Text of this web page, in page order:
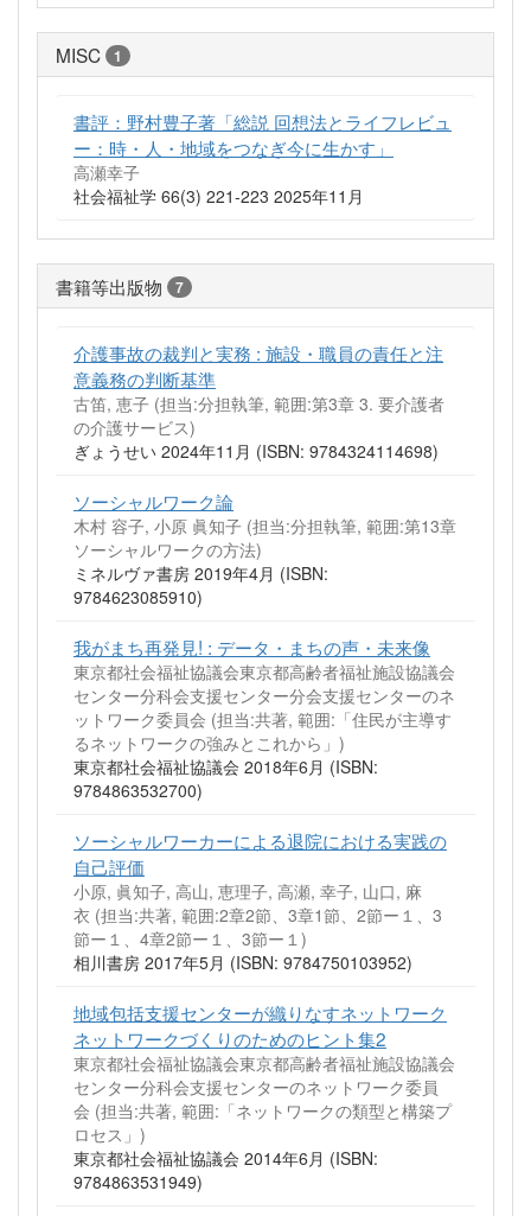
MISC 1
書評：野村豊子著「総説 回想法とライフレビュ
ー：時・人・地域をつなぎ今に生かす」
高瀬幸子
社会福祉学 66(3) 221-223 2025年11月
書籍等出版物 7
介護事故の裁判と実務 : 施設・職員の責任と注
意義務の判断基準
古笛, 恵子 (担当:分担執筆, 範囲:第3章 3. 要介護者
の介護サービス)
ぎょうせい 2024年11月 (ISBN: 9784324114698)
ソーシャルワーク論
木村 容子, 小原 眞知子 (担当:分担執筆, 範囲:第13章
ソーシャルワークの方法)
ミネルヴァ書房 2019年4月 (ISBN:
9784623085910)
我がまち再発見! : データ・まちの声・未来像
東京都社会福祉協議会東京都高齢者福祉施設協議会
センター分科会支援センター分会支援センターのネ
ットワーク委員会 (担当:共著, 範囲:「住民が主導す
るネットワークの強みとこれから」)
東京都社会福祉協議会 2018年6月 (ISBN:
9784863532700)
ソーシャルワーカーによる退院における実践の
自己評価
小原, 眞知子, 高山, 恵理子, 高瀬, 幸子, 山口, 麻
衣 (担当:共著, 範囲:2章2節、3章1節、2節ー１、3
節ー１、4章2節ー１、3節ー１)
相川書房 2017年5月 (ISBN: 9784750103952)
地域包括支援センターが織りなすネットワーク
ネットワークづくりのためのヒント集2
東京都社会福祉協議会東京都高齢者福祉施設協議会
センター分科会支援センターのネットワーク委員
会 (担当:共著, 範囲:「ネットワークの類型と構築プ
ロセス」)
東京都社会福祉協議会 2014年6月 (ISBN:
9784863531949)